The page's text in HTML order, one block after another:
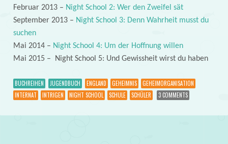
Februar 2013 – Night School 2: Wer den Zweifel sät
September 2013 – Night School 3: Denn Wahrheit musst du
suchen
Mai 2014 – Night School 4: Um der Hoffnung willen
Mai 2015 – Night School 5: Und Gewissheit wirst du haben
BUCHREIHEN JUGENDBUCH ENGLAND GEHEIMNIS
GEHEIMORGANISATION
INTERNAT
INTRIGEN NIGHT SCHOOL SCHULE SCHÜLER 3 COMMENTS